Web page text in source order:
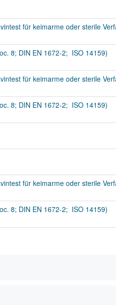
für keimarme oder sterile
8; DIN EN 1672-2; ISO 14159)
für keimarme oder sterile
8; DIN EN 1672-2; ISO 14159)
für keimarme oder sterile
8; DIN EN 1672-2; ISO 14159)